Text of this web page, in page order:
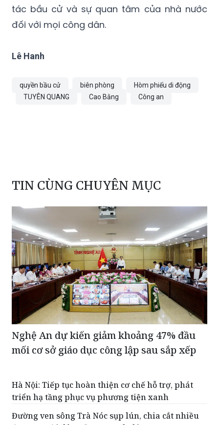
tác bầu cử và sự quan tâm của nhà nước
đối với mọi công dân.
Lê Hanh
quyền bầu cử biên phòng
Hòm phiếu di động
TUYÊN QUANG
Cao Bằng Công an
TIN CÙNG CHUYÊN MỤC
Nghệ An dự kiến giảm khoảng 47% đầu
mối cơ sở giáo dục công lập sau sắp xếp
Hà Nội: Tiếp tục hoàn thiện cơ chế hỗ trợ, phát
triển hạ tầng phục vụ phương tiện xanh
Đường ven sông Trà Nóc sụp lún, chia cắt nhiều